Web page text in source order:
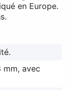
en Europe.
mm, avec